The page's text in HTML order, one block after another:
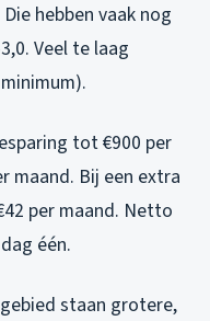
hebben vaak nog
Veel te laag
tot €900 per
maand. Bij een extra
per maand. Netto
één.
staan grotere,